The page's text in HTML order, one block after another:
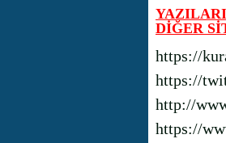
DİĞER
https://
https://
http://
https://